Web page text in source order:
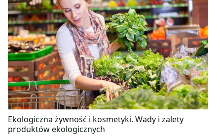
Ekologiczna żywność i kosmetyki. Wady i zalety
produktów ekologicznych